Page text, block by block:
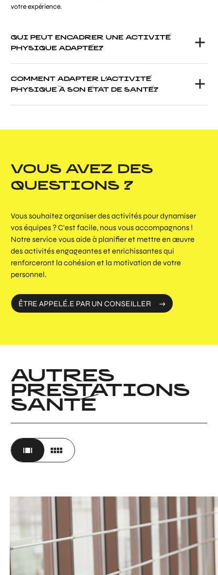
votre expérience.
QUI PEUT ENCADRER UNE ACTIVITÉ
PHYSIQUE ADAPTÉE?
COMMENT ADAPTER L’ACTIVITÉ
PHYSIQUE À SON ÉTAT DE SANTÉ?
VOUS AVEZ DES
QUESTIONS ?
Vous souhaitez organiser des activités pour dynamiser
vos équipes ? C'est facile, nous vous accompagnons !
Notre service vous aide à planifier et mettre en œuvre
des activités engageantes et enrichissantes qui
renforceront la cohésion et la motivation de votre
personnel.
ÊTRE APPELÉ.E PAR UN CONSEILLER
AUTRES
PRESTATIONS
SANTÉ